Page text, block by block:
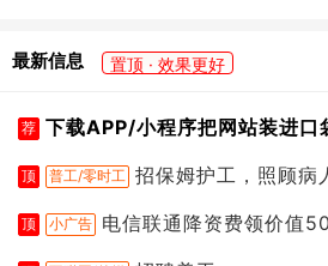
最新信息 置顶 · 效果更好
荐 下载APP/小程序把网站装进口
顶 普工/零时工 招保姆护工，照顾病
顶 小广告 电信联通降资费领价值